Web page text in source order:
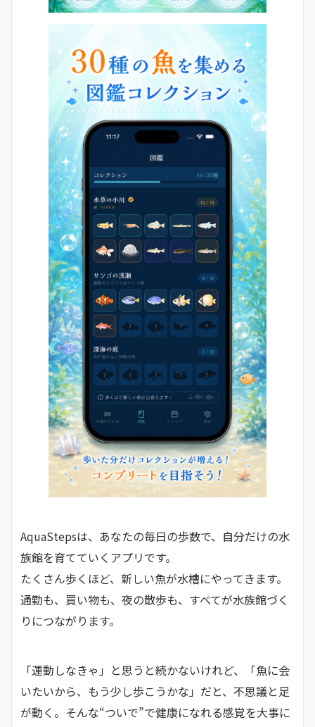
AquaStepsは、あなたの毎日の歩数で、自分だけの水
族館を育てていくアプリです。
たくさん歩くほど、新しい魚が水槽にやってきます。
通勤も、買い物も、夜の散歩も、すべてが水族館づく
りにつながります。
「運動しなきゃ」と思うと続かないけれど、「魚に会
いたいから、もう少し歩こうかな」だと、不思議と足
が動く。そんな“ついで”で健康になれる感覚を大事に